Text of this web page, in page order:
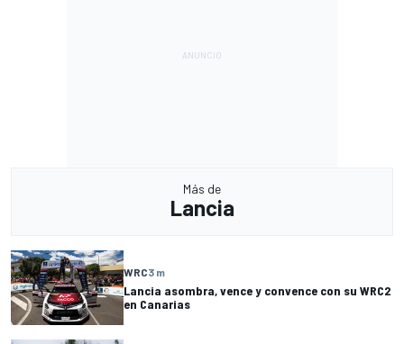
Más de
Lancia
WRC3 m
Lancia asombra, vence y convence con su WRC2
en Canarias